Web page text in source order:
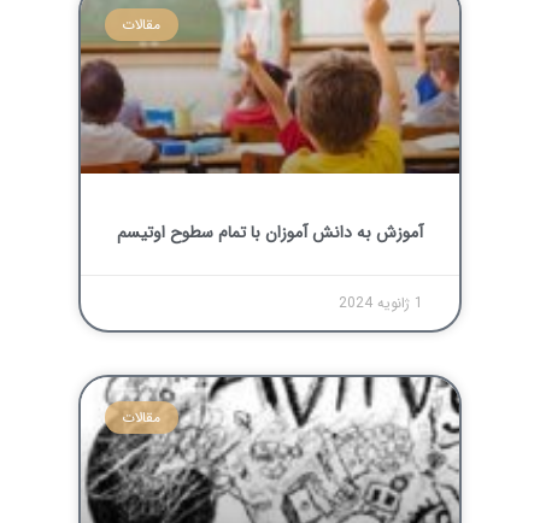
مقالات
آموزش به دانش آموزان با تمام سطوح اوتیسم
1 ژانویه 2024
مقالات